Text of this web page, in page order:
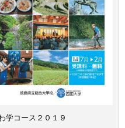
学コース２０１９